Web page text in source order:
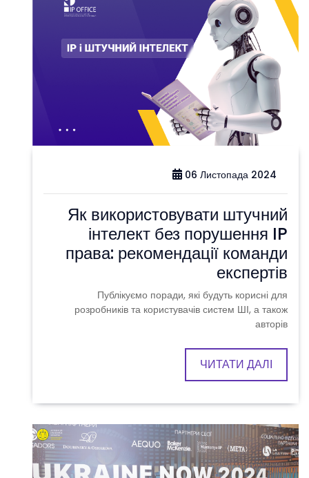
06 Листопада 2024
Як використовувати штучний
інтелект без порушення IP
права: рекомендації команди
експертів
Публікуємо поради, які будуть корисні для
розробників та користувачів систем ШІ, а також
авторів
ЧИТАТИ ДАЛІ